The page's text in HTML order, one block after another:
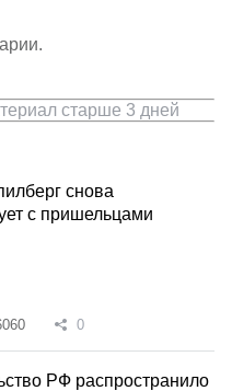
старше 3 дней
снова
с пришельцами
0
РФ распространило